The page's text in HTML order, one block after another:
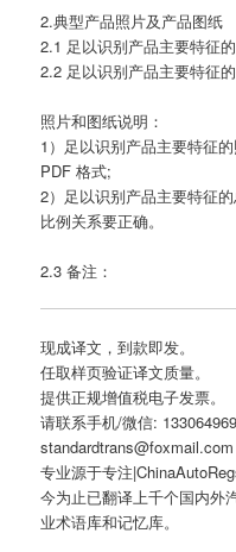
2.典型产品照片及产品图纸
2.1 足以识别产品主要特征的
2.2 足以识别产品主要特征
照片和图纸说明：
1）足以识别产品主要特征
PDF 格式;
2）足以识别产品主要特征
比例关系要正确。
2.3 备注：
现成译文，到款即发。
任取样页验证译文质量。
提供正规增值税电子发票。
请联系手机/微信:
standardtrans@foxmail.com
专业源于专注
今为止已翻译上千个国内外
业术语库和记忆库。